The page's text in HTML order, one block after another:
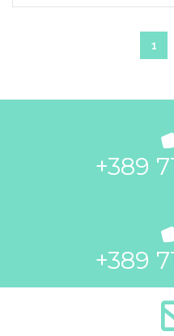
1
+389
+389